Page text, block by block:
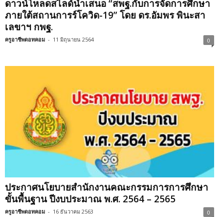
ดาวน์โหลดสไลด์นำเสนอ “สพฐ.กับการจัดการศึกษา
ภายใต้สถานการร์โควิด-19” โดย ดร.อัมพร พินะสา
เลขาฯ กพฐ.
ครูอาชีพดอทคอม - 11 มิถุนายน 2564 0
ประกาศนโยบายสํานักงานคณะกรรมการการศึกษา
ขั้นพื้นฐาน ปีงบประมาณ พ.ศ. 2564 – 2565
ครูอาชีพดอทคอม - 16 ธันวาคม 2563 0